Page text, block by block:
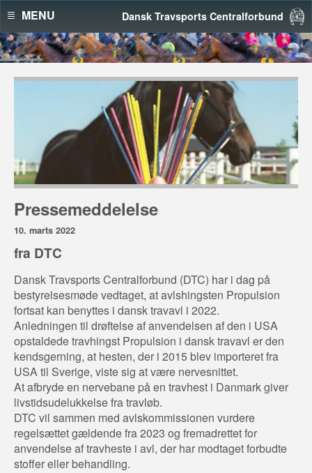
Dansk Travsports Centralforbund
MENU
Pressemeddelelse
10. marts 2022
fra DTC
Dansk Travsports Centralforbund (DTC) har i dag på
bestyrelsesmøde vedtaget, at avlshingsten Propulsion
fortsat kan benyttes i dansk travavl i 2022.
Anledningen til drøftelse af anvendelsen af den i USA
opstaldede travhingst Propulsion i dansk travavl er den
kendsgerning, at hesten, der i 2015 blev importeret fra
USA til Sverige, viste sig at være nervesnittet.
At afbryde en nervebane på en travhest i Danmark giver
livstidsudelukkelse fra travløb.
DTC vil sammen med avlskommissionen vurdere
regelsættet gældende fra 2023 og fremadrettet for
anvendelse af travheste i avl, der har modtaget forbudte
stoffer eller behandling.